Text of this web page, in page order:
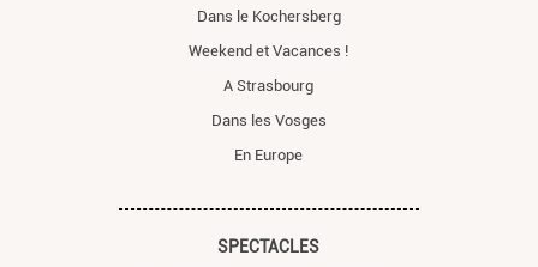
Dans le Kochersberg
Weekend et Vacances !
A Strasbourg
Dans les Vosges
En Europe
SPECTACLES